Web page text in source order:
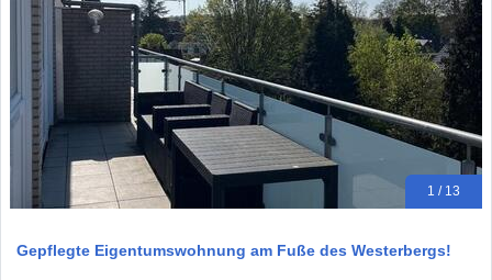
1 / 13
Gepflegte Eigentumswohnung am Fuße des Westerbergs!